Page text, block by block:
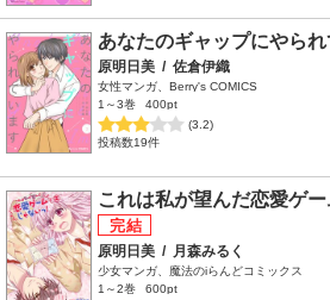
あなたのギャップにやら
原明日美 / 佐倉伊織
女性マンガ、Berry's COMICS
1～3巻
400pt
(3.2)
投稿数19件
これは私が望んだ恋愛ゲー
原明日美 / 月森みるく
少女マンガ、魔法のiらんどコミックス
1～2巻
600pt